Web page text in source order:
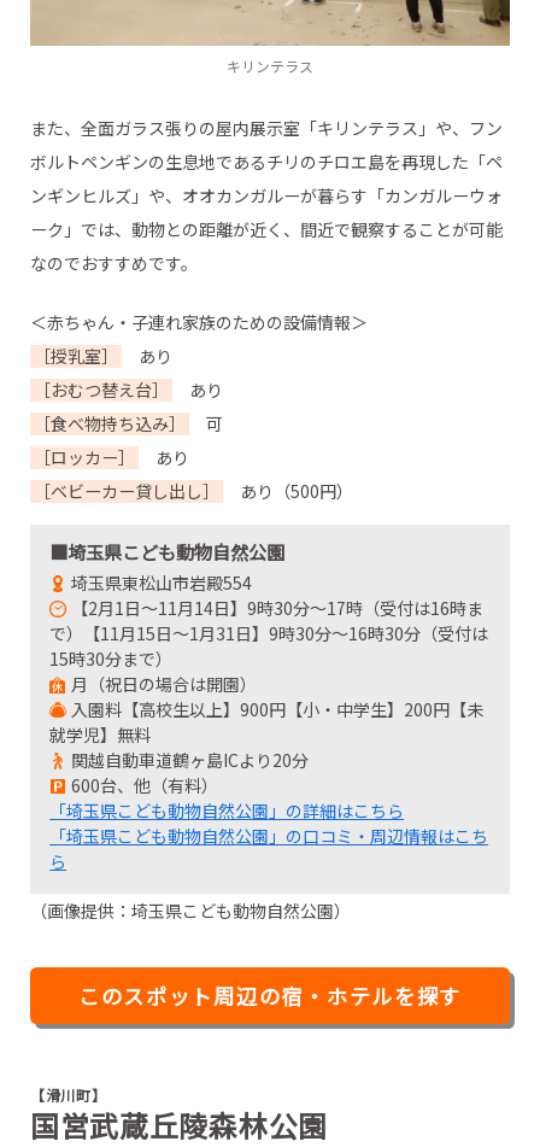
キリンテラス
また、全面ガラス張りの屋内展示室「キリンテラス」や、フン
ボルトペンギンの生息地であるチリのチロエ島を再現した「ペ
ンギンヒルズ」や、オオカンガルーが暮らす「カンガルーウォ
ーク」では、動物との距離が近く、間近で観察することが可能
なのでおすすめです。
＜赤ちゃん・子連れ家族のための設備情報＞
［授乳室］
あり
［おむつ替え台］
あり
［食べ物持ち込み］
可
［ロッカー］
あり
［ベビーカー貸し出し］
あり（500円）
■埼玉県こども動物自然公園
埼玉県東松山市岩殿554
【2月1日～11月14日】9時30分～17時（受付は16時ま
で）【11月15日～1月31日】9時30分～16時30分（受付は
15時30分まで）
月（祝日の場合は開園）
入園料【高校生以上】900円【小・中学生】200円【未
就学児】無料
関越自動車道鶴ヶ島ICより20分
600台、他（有料）
「埼玉県こども動物自然公園」の詳細はこちら
「埼玉県こども動物自然公園」の口コミ・周辺情報はこち
ら
（画像提供：埼玉県こども動物自然公園）
このスポット周辺の宿・ホテルを探す
【滑川町】
国営武蔵丘陵森林公園